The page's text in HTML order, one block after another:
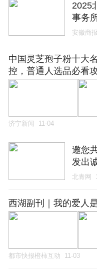
2025
事务
安徽商报
中国灵芝孢子粉十大
控，普通人选品必看
济宁新闻 11-04
邀您
发出
北青网
西湖副刊｜我的爱人
都市快报橙柿互动 11-03